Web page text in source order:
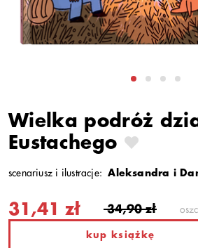
Wielka podróż
Eustachego
scenariusz i ilustracje: Aleksandra i
31,41 zł 34,90 zł
kup książkę